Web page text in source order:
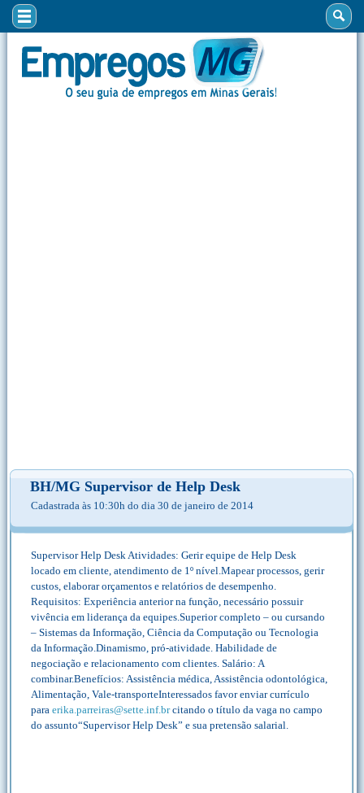
BH/MG Supervisor de Help Desk
Cadastrada às 10:30h do dia 30 de janeiro de 2014
Supervisor Help Desk Atividades: Gerir equipe de Help Desk
locado em cliente, atendimento de 1º nível.Mapear processos, gerir
custos, elaborar orçamentos e relatórios de desempenho.
Requisitos: Experiência anterior na função, necessário possuir
vivência em liderança da equipes.Superior completo – ou cursando
– Sistemas da Informação, Ciência da Computação ou Tecnologia
da Informação.Dinamismo, pró-atividade. Habilidade de
negociação e relacionamento com clientes. Salário: A
combinar.Benefícios: Assistência médica, Assistência odontológica,
Alimentação, Vale-transporteInteressados favor enviar currículo
para erika.parreiras@sette.inf.brcitando o título da vaga no campo
do assunto“Supervisor Help Desk” e sua pretensão salarial.